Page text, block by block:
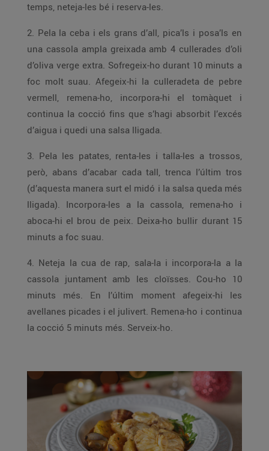
temps, neteja-les bé i reserva-les.
2. Pela la ceba i els grans d’all, pica’ls i posa’ls en
una cassola ampla greixada amb 4 cullerades d’oli
d’oliva verge extra. Sofregeix-ho durant 10 minuts a
foc molt suau. Afegeix-hi la culleradeta de pebre
vermell, remena-ho, incorpora-hi el tomàquet i
continua la cocció fins que s’hagi absorbit l’excés
d’aigua i quedi una salsa lligada.
3. Pela les patates, renta-les i talla-les a trossos,
però, abans d’acabar cada tall, trenca l’últim tros
(d’aquesta manera surt el midó i la salsa queda més
lligada). Incorpora-les a la cassola, remena-ho i
aboca-hi el brou de peix. Deixa-ho bullir durant 15
minuts a foc suau.
4. Neteja la cua de rap, sala-la i incorpora-la a la
cassola juntament amb les cloïsses. Cou-ho 10
minuts més. En l’últim moment afegeix-hi les
avellanes picades i el julivert. Remena-ho i continua
la cocció 5 minuts més. Serveix-ho.